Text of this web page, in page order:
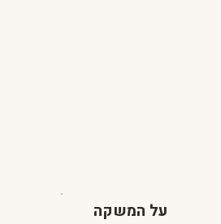
על המשקה